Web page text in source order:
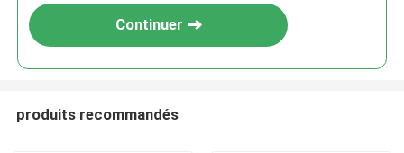
Continuer
produits recommandés